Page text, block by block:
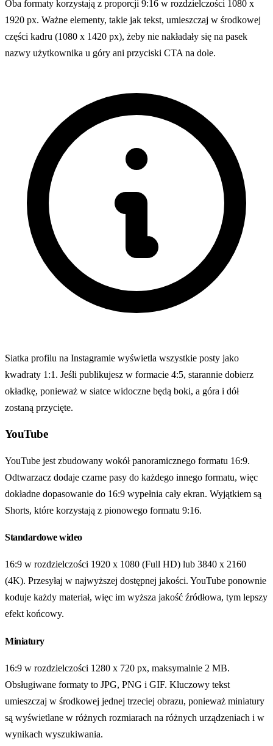
Oba formaty korzystają z proporcji 9:16 w rozdzielczości 1080 x
1920 px. Ważne elementy, takie jak tekst, umieszczaj w środkowej
części kadru (1080 x 1420 px), żeby nie nakładały się na pasek
nazwy użytkownika u góry ani przyciski CTA na dole.
Siatka profilu na Instagramie wyświetla wszystkie posty jako
kwadraty 1:1. Jeśli publikujesz w formacie 4:5, starannie dobierz
okładkę, ponieważ w siatce widoczne będą boki, a góra i dół
zostaną przycięte.
YouTube
YouTube jest zbudowany wokół panoramicznego formatu 16:9.
Odtwarzacz dodaje czarne pasy do każdego innego formatu, więc
dokładne dopasowanie do 16:9 wypełnia cały ekran. Wyjątkiem są
Shorts, które korzystają z pionowego formatu 9:16.
Standardowe wideo
16:9 w rozdzielczości 1920 x 1080 (Full HD) lub 3840 x 2160
(4K). Przesyłaj w najwyższej dostępnej jakości. YouTube ponownie
koduje każdy materiał, więc im wyższa jakość źródłowa, tym lepszy
efekt końcowy.
Miniatury
16:9 w rozdzielczości 1280 x 720 px, maksymalnie 2 MB.
Obsługiwane formaty to JPG, PNG i GIF. Kluczowy tekst
umieszczaj w środkowej jednej trzeciej obrazu, ponieważ miniatury
są wyświetlane w różnych rozmiarach na różnych urządzeniach i w
wynikach wyszukiwania.